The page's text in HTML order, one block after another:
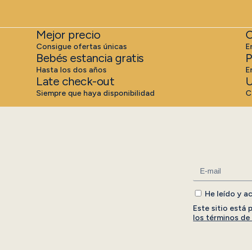
Mejor precio
Consigue ofertas únicas
Bebés estancia gratis
Hasta los dos años
Late check-out
Siempre que haya disponibilidad
He leído y
Este sitio está
los términos